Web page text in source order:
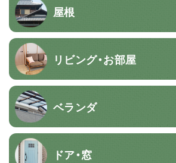
屋根
リビング・お部屋
ベランダ
ドア・窓